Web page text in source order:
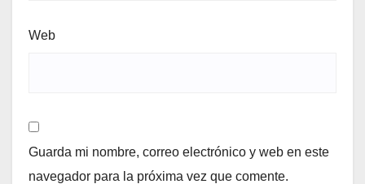
Web
Guarda mi nombre, correo electrónico y web en este
navegador para la próxima vez que comente.